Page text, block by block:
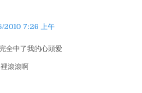
2010 7:26 上午
全中了我的心頭愛
滾滾啊